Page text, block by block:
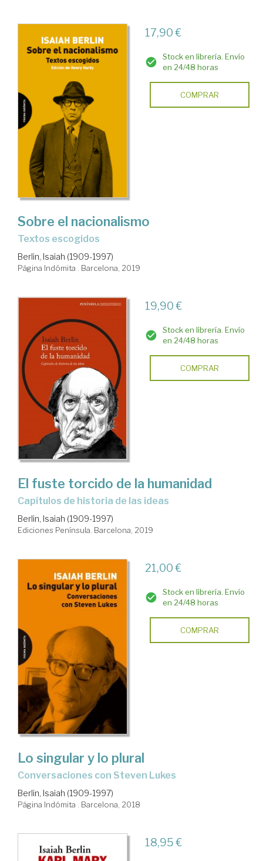
17,90 €
Stock en librería. Envío
en 24/48 horas
COMPRAR
Sobre el nacionalismo
textos escogidos
Berlin, Isaiah (1909-1997)
Página Indómita . Barcelona, 2019
19,90 €
Stock en librería. Envío
en 24/48 horas
COMPRAR
El fuste torcido de la humanidad
capítulos de historia de las ideas
Berlin, Isaiah (1909-1997)
Ediciones Península. Barcelona, 2019
21,00 €
Stock en librería. Envío
en 24/48 horas
COMPRAR
Lo singular y lo plural
conversaciones con Steven Lukes
Berlin, Isaiah (1909-1997)
Página Indómita . Barcelona, 2018
18,95 €